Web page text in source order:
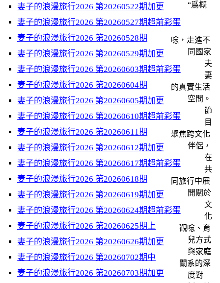
妻子的浪漫旅行2026 第20260522期加更
妻子的浪漫旅行2026 第20260527期超前彩蛋
妻子的浪漫旅行2026 第20260528期
妻子的浪漫旅行2026 第20260529期加更
妻子的浪漫旅行2026 第20260603期超前彩蛋
妻子的浪漫旅行2026 第20260604期
妻子的浪漫旅行2026 第20260605期加更
妻子的浪漫旅行2026 第20260610期超前彩蛋
妻子的浪漫旅行2026 第20260611期
妻子的浪漫旅行2026 第20260612期加更
妻子的浪漫旅行2026 第20260617期超前彩蛋
妻子的浪漫旅行2026 第20260618期
妻子的浪漫旅行2026 第20260619期加更
妻子的浪漫旅行2026 第20260624期超前彩蛋
妻子的浪漫旅行2026 第20260625期上
妻子的浪漫旅行2026 第20260626期加更
妻子的浪漫旅行2026 第20260702期中
妻子的浪漫旅行2026 第20260703期加更
“爲概
唸，走進不
同國家
夫
妻
的真實生活
空間。
節
目
聚焦跨文化
伴侶，
在
共
同旅行中展
開關於
文
化
觀唸、育
兒方式
與家庭
關系的深
度對